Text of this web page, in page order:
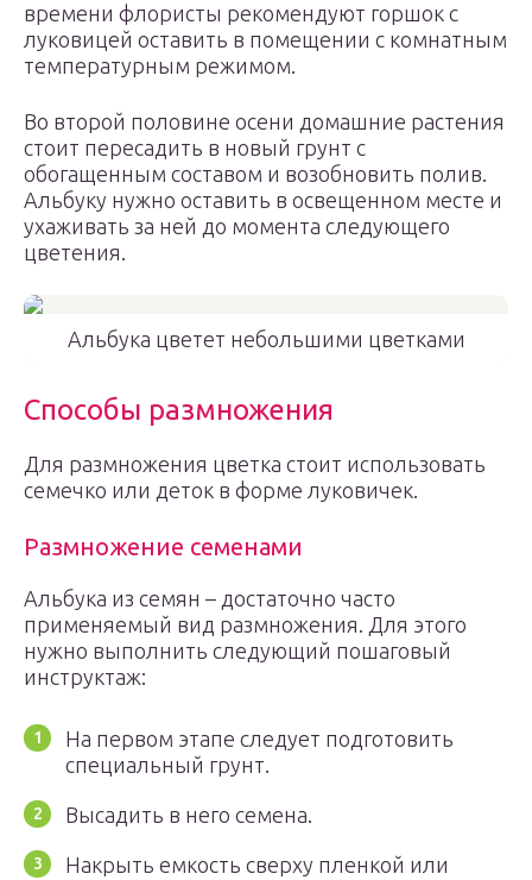
времени флористы рекомендуют горшок с
луковицей оставить в помещении с комнатным
температурным режимом.
Во второй половине осени домашние растения
стоит пересадить в новый грунт с
обогащенным составом и возобновить полив.
Альбуку нужно оставить в освещенном месте и
ухаживать за ней до момента следующего
цветения.
Альбука цветет небольшими цветками
Способы размножения
Для размножения цветка стоит использовать
семечко или деток в форме луковичек.
Размножение семенами
Альбука из семян – достаточно часто
применяемый вид размножения. Для этого
нужно выполнить следующий пошаговый
инструктаж:
На первом этапе следует подготовить
специальный грунт.
Высадить в него семена.
Накрыть емкость сверху пленкой или